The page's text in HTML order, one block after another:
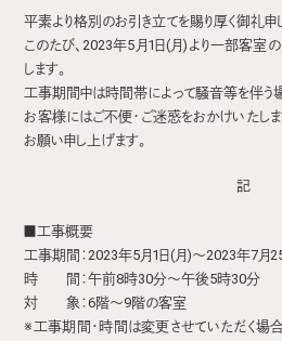
平素より格別のお引き立てを賜り厚く御礼申
このたび、2023年5月1日(月)より一部客
します。
工事期間中は時間帯によって騒音等を伴う
お客様にはご不便・ご迷惑をおかけいたしま
お願い申し上げます。
記
■工事概要
工事期間：2023年5月1日(月)～2023年7月
時 間：午前8時30分～午後5時30分
対 象：6階～9階の客室
※工事期間・時間は変更させていただく場